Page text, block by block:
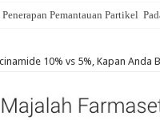
Integrity Dalam Sistem
10% vs 5%, Kapan Anda